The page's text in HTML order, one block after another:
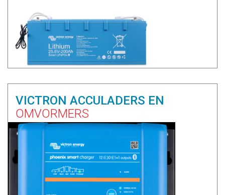
VICTRON ACCULADERS EN
OMVORMERS